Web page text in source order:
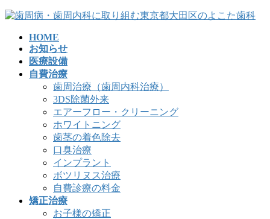
コ
ナ
HOME
お知らせ
医療設備
自費治療
歯周治療（歯周内科治療）
3DS除菌外来
エアーフロー・クリーニング
ホワイトニング
歯茎の着色除去
口臭治療
インプラント
ボツリヌス治療
自費診療の料金
矯正治療
お子様の矯正